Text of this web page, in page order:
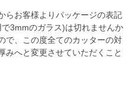
らお客様よりパッケージの表記
3mmのガラス)は切れませんか
で、この度全てのカッターの対
みへと変更させていただくこと